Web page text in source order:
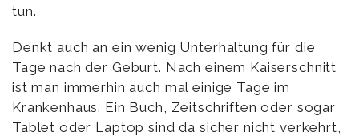
tun.
Denkt auch an ein wenig Unterhaltung für die
Tage nach der Geburt. Nach einem Kaiserschnitt
ist man immerhin auch mal einige Tage im
Krankenhaus. Ein Buch, Zeitschriften oder sogar
Tablet oder Laptop sind da sicher nicht verkehrt,